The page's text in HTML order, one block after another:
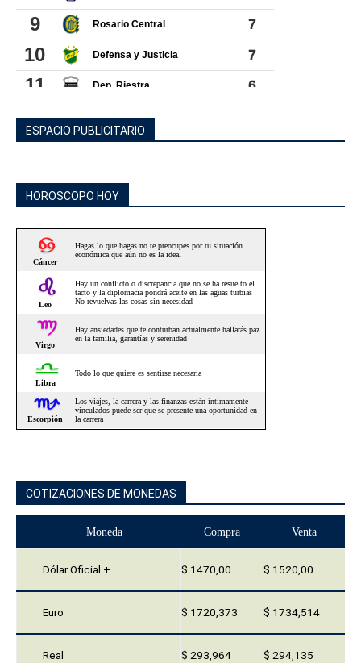
ESPACIO PUBLICITARIO
HOROSCOPO HOY
COTIZACIONES DE MONEDAS
Moneda Compra Venta
Dólar Oficial + $ 1470,00 $ 1520,00
Euro $ 1720,373 $ 1734,514
Real $ 293,964 $ 294,135